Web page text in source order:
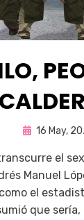
por
Publicada
16 May,
el
Manuel
el
que